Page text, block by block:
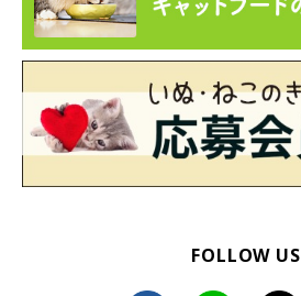
FOLLOW US